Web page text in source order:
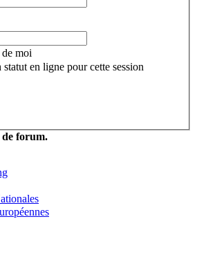
moi
en ligne pour cette session
de forum.